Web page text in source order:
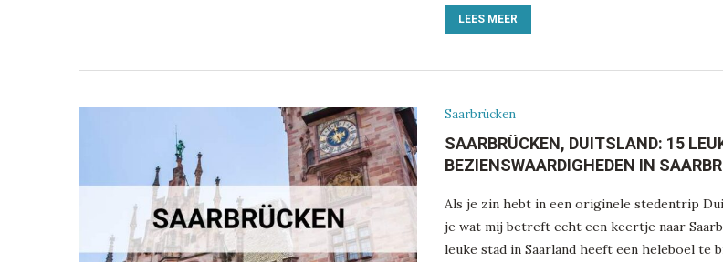
LEES MEER
Saarbrücken
SAARBRÜCKEN, DUITSLAND: 15
BEZIENSWAARDIGHEDEN IN
Als je zin hebt in een originele stedentrip
je wat mij betreft echt een keertje naar
leuke stad in Saarland heeft een heleboel te